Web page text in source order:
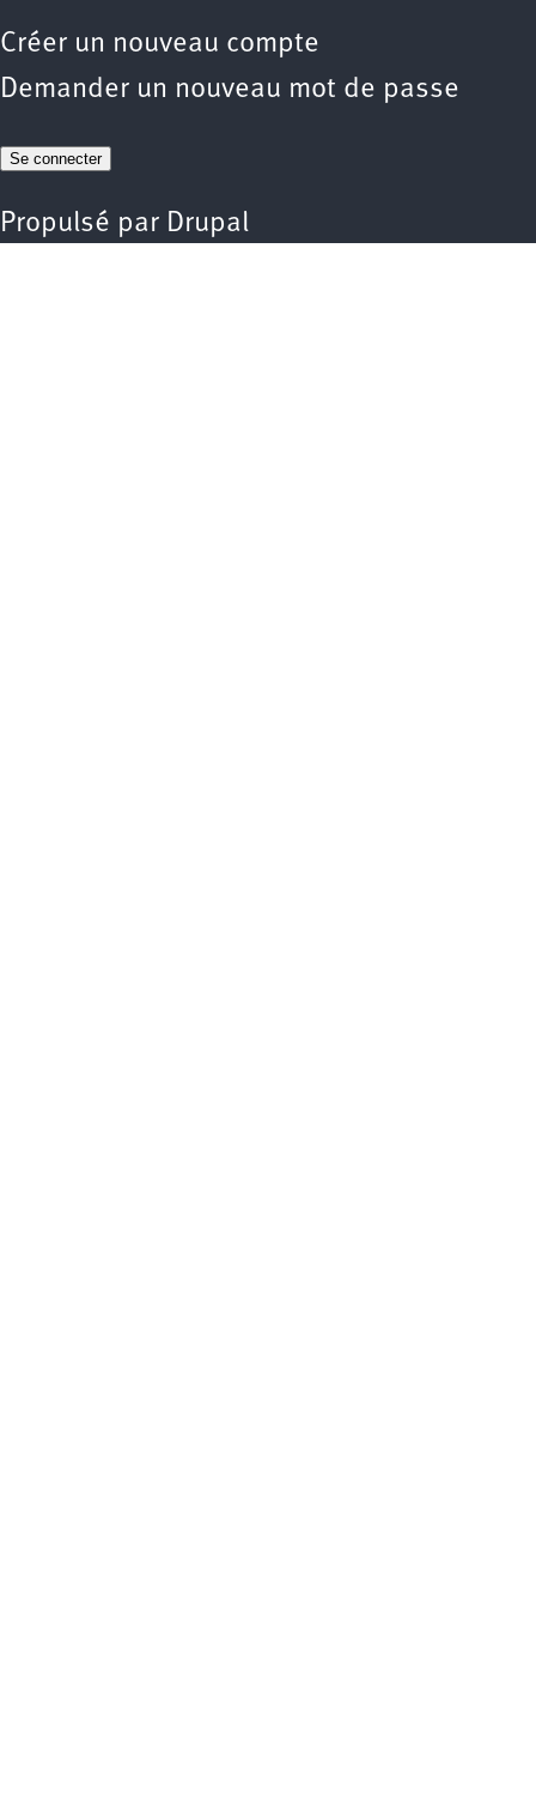
Créer un nouveau compte
Demander un nouveau mot de passe
Propulsé par Drupal